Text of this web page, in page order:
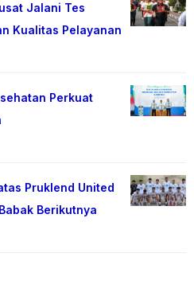
Jalani Tes
Kualitas Pelayanan
Perkuat
Pruklend United
Berikutnya